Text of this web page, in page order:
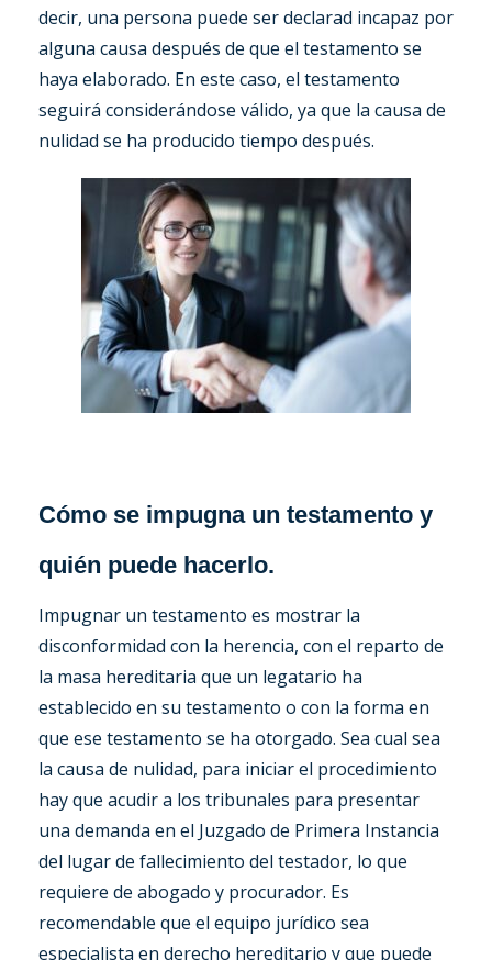
decir, una persona puede ser declarad incapaz por
alguna causa después de que el testamento se
haya elaborado. En este caso, el testamento
seguirá considerándose válido, ya que la causa de
nulidad se ha producido tiempo después.
Cómo se impugna un testamento y
quién puede hacerlo.
Impugnar un testamento es mostrar la
disconformidad con la herencia, con el reparto de
la masa hereditaria que un legatario ha
establecido en su testamento o con la forma en
que ese testamento se ha otorgado. Sea cual sea
la causa de nulidad, para iniciar el procedimiento
hay que acudir a los tribunales para presentar
una demanda en el Juzgado de Primera Instancia
del lugar de fallecimiento del testador, lo que
requiere de abogado y procurador. Es
recomendable que el equipo jurídico sea
especialista en derecho hereditario y que puede